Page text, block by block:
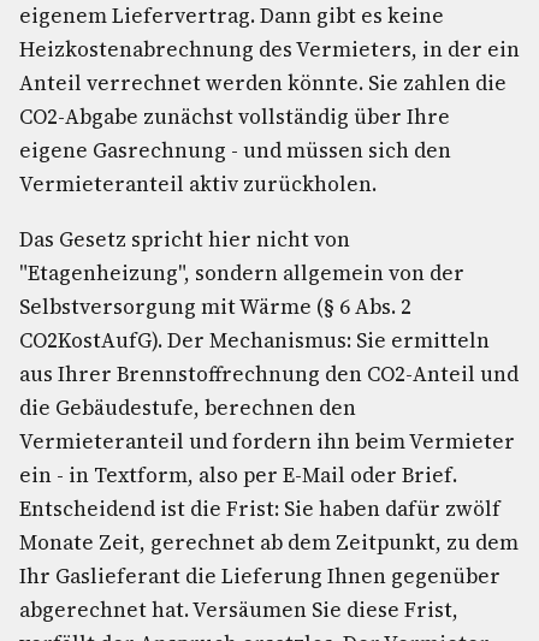
eigenem Liefervertrag. Dann gibt es keine
Heizkostenabrechnung des Vermieters, in der ein
Anteil verrechnet werden könnte. Sie zahlen die
CO2-Abgabe zunächst vollständig über Ihre
eigene Gasrechnung - und müssen sich den
Vermieteranteil aktiv zurückholen.
Das Gesetz spricht hier nicht von
"Etagenheizung", sondern allgemein von der
Selbstversorgung mit Wärme (§ 6 Abs. 2
CO2KostAufG). Der Mechanismus: Sie ermitteln
aus Ihrer Brennstoffrechnung den CO2-Anteil und
die Gebäudestufe, berechnen den
Vermieteranteil und fordern ihn beim Vermieter
ein - in Textform, also per E-Mail oder Brief.
Entscheidend ist die Frist: Sie haben dafür zwölf
Monate Zeit, gerechnet ab dem Zeitpunkt, zu dem
Ihr Gaslieferant die Lieferung Ihnen gegenüber
abgerechnet hat. Versäumen Sie diese Frist,